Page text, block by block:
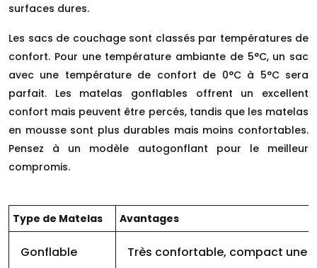
surfaces dures.
Les sacs de couchage sont classés par températures de
confort. Pour une température ambiante de 5°C, un sac
avec une température de confort de 0°C à 5°C sera
parfait. Les matelas gonflables offrent un excellent
confort mais peuvent être percés, tandis que les matelas
en mousse sont plus durables mais moins confortables.
Pensez à un modèle autogonflant pour le meilleur
compromis.
Type de Matelas Avantages
Gonflable Très confortable, compact une